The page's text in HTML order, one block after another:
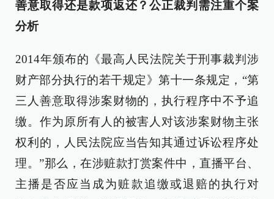
善意取得还是款项返还？公正裁判需注重个案
分析
2014年颁布的《最高人民法院关于刑事裁判涉
财产部分执行的若干规定》第十一条规定，“第
三人善意取得涉案财物的，执行程序中不予追
缴。作为原所有人的被害人对该涉案财物主张
权利的，人民法院应当告知其通过诉讼程序处
理。”那么，在涉赃款打赏案件中，直播平台、
主播是否应当成为赃款追缴或退赔的执行对